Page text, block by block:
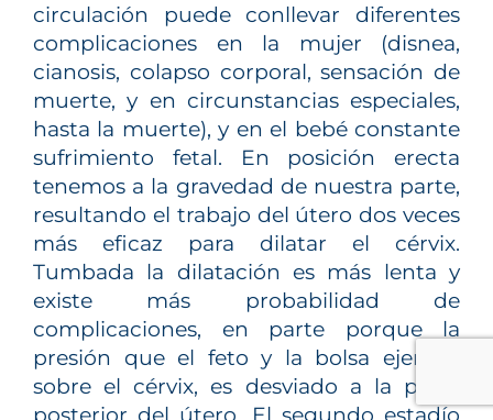
circulación puede conllevar diferentes
complicaciones en la mujer (disnea,
cianosis, colapso corporal, sensación de
muerte, y en circunstancias especiales,
hasta la muerte), y en el bebé constante
sufrimiento fetal. En posición erecta
tenemos a la gravedad de nuestra parte,
resultando el trabajo del útero dos veces
más eficaz para dilatar el cérvix.
Tumbada la dilatación es más lenta y
existe más probabilidad de
complicaciones, en parte porque la
presión que el feto y la bolsa ejercen
sobre el cérvix, es desviado a la parte
posterior del útero. El segundo estadío